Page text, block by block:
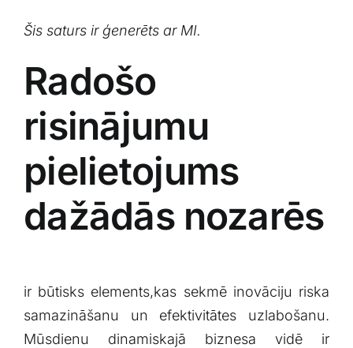
Šis​ saturs ⁢ir ‍ģenerēts ar MI.
Radošo
risinājumu
‍pielietojums
dažādās ⁤nozarēs
ir būtisks elements,kas sekmē inovāciju riska
⁣samazināšanu un efektivitātes uzlabošanu.
Mūsdienu dinamiskajā biznesa vidē‍ ir